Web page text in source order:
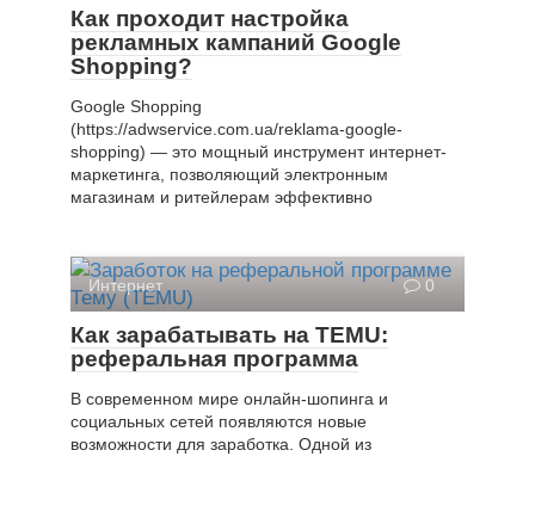
Как проходит настройка
рекламных кампаний Google
Shopping?
Google Shopping
(https://adwservice.com.ua/reklama-google-
shopping) — это мощный инструмент интернет-
маркетинга, позволяющий электронным
магазинам и ритейлерам эффективно
Интернет 0
Как зарабатывать на TEMU:
реферальная программа
В современном мире онлайн-шопинга и
социальных сетей появляются новые
возможности для заработка. Одной из